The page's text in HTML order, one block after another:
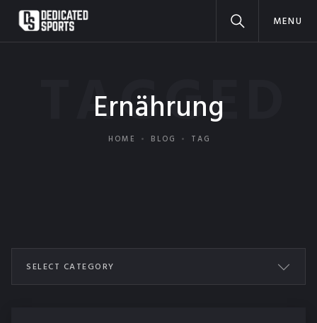
MENU
Ernährung
TAGGED
HOME BLOG TAG
SELECT CATEGORY